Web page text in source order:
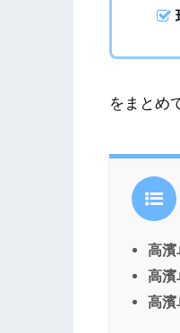
をまとめ
高濱
高濱
高濱